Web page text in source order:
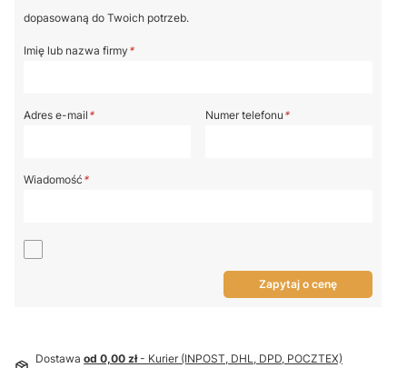
dopasowaną do Twoich potrzeb.
Imię lub nazwa firmy *
Adres e-mail * Numer telefonu *
Wiadomość *
Zapytaj o cenę
Dostawa od 0,00 zł- Kurier (INPOST, DHL, DPD, POCZTEX)